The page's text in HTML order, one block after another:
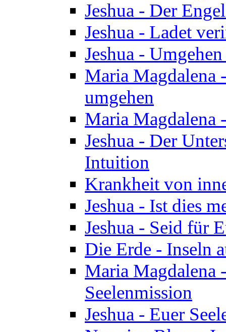
Jeshua - Der
Jeshua - Ladet
Jeshua -
Maria Magdalena
umgehen
Maria Magdalena
Jeshua - Der
Intuition
Krankheit von
Jeshua - Ist dies
Jeshua - Seid für
Die Erde - Inseln
Maria Magdalena
Seelenmission
Jeshua - Euer